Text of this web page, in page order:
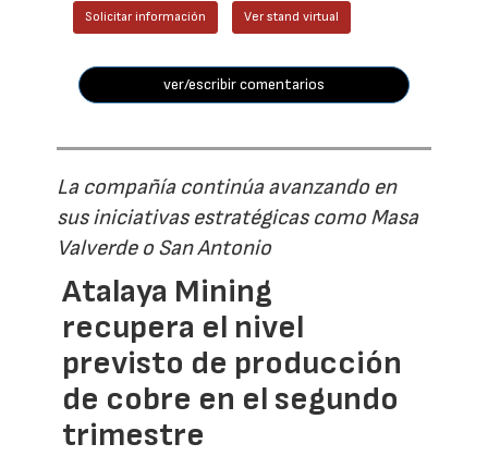
Solicitar información Ver stand virtual
ver/escribir comentarios
La compañía continúa avanzando en
sus iniciativas estratégicas como Masa
Valverde o San Antonio
Atalaya Mining
recupera el nivel
previsto de producción
de cobre en el segundo
trimestre